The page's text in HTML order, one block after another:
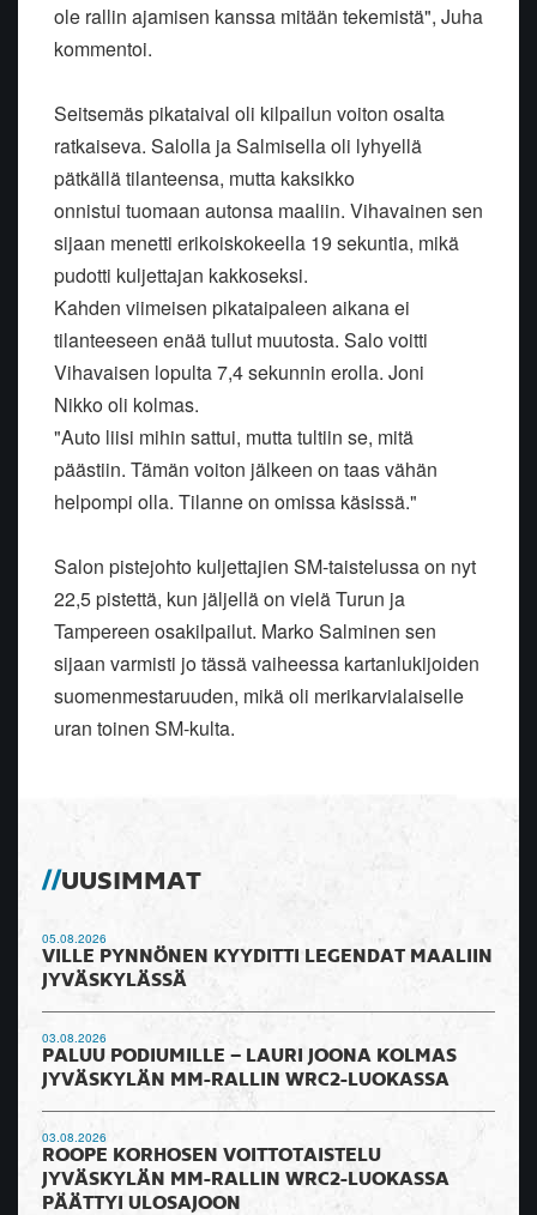
ole rallin ajamisen kanssa mitään tekemistä", Juha
kommentoi.
Seitsemäs pikataival oli kilpailun voiton osalta
ratkaiseva. Salolla ja Salmisella oli lyhyellä
pätkällä tilanteensa, mutta kaksikko
onnistui tuomaan autonsa maaliin. Vihavainen sen
sijaan menetti erikoiskokeella 19 sekuntia, mikä
pudotti kuljettajan kakkoseksi.
Kahden viimeisen pikataipaleen aikana ei
tilanteeseen enää tullut muutosta. Salo voitti
Vihavaisen lopulta 7,4 sekunnin erolla. Joni
Nikko oli kolmas.
"Auto liisi mihin sattui, mutta tultiin se, mitä
päästiin. Tämän voiton jälkeen on taas vähän
helpompi olla. Tilanne on omissa käsissä."
Salon pistejohto kuljettajien SM-taistelussa on nyt
22,5 pistettä, kun jäljellä on vielä Turun ja
Tampereen osakilpailut. Marko Salminen sen
sijaan varmisti jo tässä vaiheessa kartanlukijoiden
suomenmestaruuden, mikä oli merikarvialaiselle
uran toinen SM-kulta.
UUSIMMAT
05.08.2026
VILLE PYNNÖNEN KYYDITTI LEGENDAT MAALIIN
JYVÄSKYLÄSSÄ
03.08.2026
PALUU PODIUMILLE – LAURI JOONA KOLMAS
JYVÄSKYLÄN MM-RALLIN WRC2-LUOKASSA
03.08.2026
ROOPE KORHOSEN VOITTOTAISTELU
JYVÄSKYLÄN MM-RALLIN WRC2-LUOKASSA
PÄÄTTYI ULOSAJOON